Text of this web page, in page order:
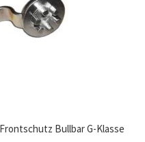
Bullbar G-Klasse